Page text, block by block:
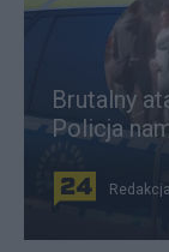
Brutalny
Policja
Redakcja